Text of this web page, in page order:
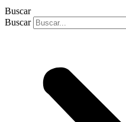
Buscar
Buscar